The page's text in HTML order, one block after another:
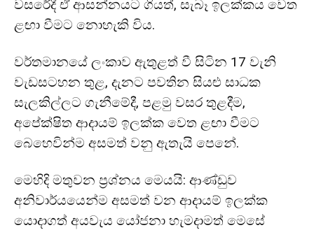
වසරේදී ඒ ආසන්නයට ගියත්, සැබෑ ඉලක්කය වෙත
ළඟා වීමට නොහැකි විය.
වර්තමානයේ ලංකාව ඇතුළත් වී සිටින 17 වැනි
වැඩසටහන තුළ, දැනට පවතින සියළු සාධක
සැලකිල්ලට ගැනීමේදී, පළමු වසර තුළදීම,
අපේක්ෂිත ආදායම් ඉලක්ක වෙත ළඟා වීමට
බෙහෙවින්ම අසමත් වනු ඇතැයි පෙනේ.
මෙහිදි මතුවන ප්‍රශ්නය මෙයයි: ආණ්ඩුව
අනිවාර්යයෙන්ම අසමත් වන ආදායම් ඉලක්ක
යොදාගත් අයවැය යෝජනා හැමදාමත් මෙසේ